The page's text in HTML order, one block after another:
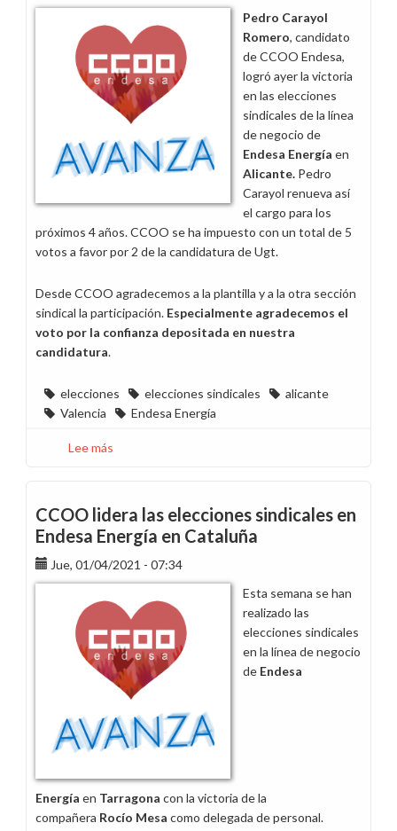
por
correo
Pedro Carayol
Romero, candidato
de CCOO Endesa,
logró ayer la victoria
en las elecciones
sindicales de la línea
de negocio de
Endesa Energía en
Alicante. Pedro
Carayol renueva así
el cargo para los
próximos 4 años. CCOO se ha impuesto con un total de 5
votos a favor por 2 de la candidatura de Ugt.
Desde CCOO agradecemos a la plantilla y a la otra sección
sindical la participación. Especialmente agradecemos el
voto por la confianza depositada en nuestra
candidatura.
elecciones elecciones sindicales
alicante
Valencia
Endesa Energía
Lee más
elecciones
sindicales
en
Endesa
Energía
Alicante
CCOO lidera las elecciones sindicales en
Endesa Energía en Cataluña
Jue, 01/04/2021 - 07:34
Esta semana se han
realizado las
elecciones sindicales
en la línea de negocio
de Endesa
Energía en Tarragona con la victoria de la
compañera Rocío Mesa como delegada de personal.